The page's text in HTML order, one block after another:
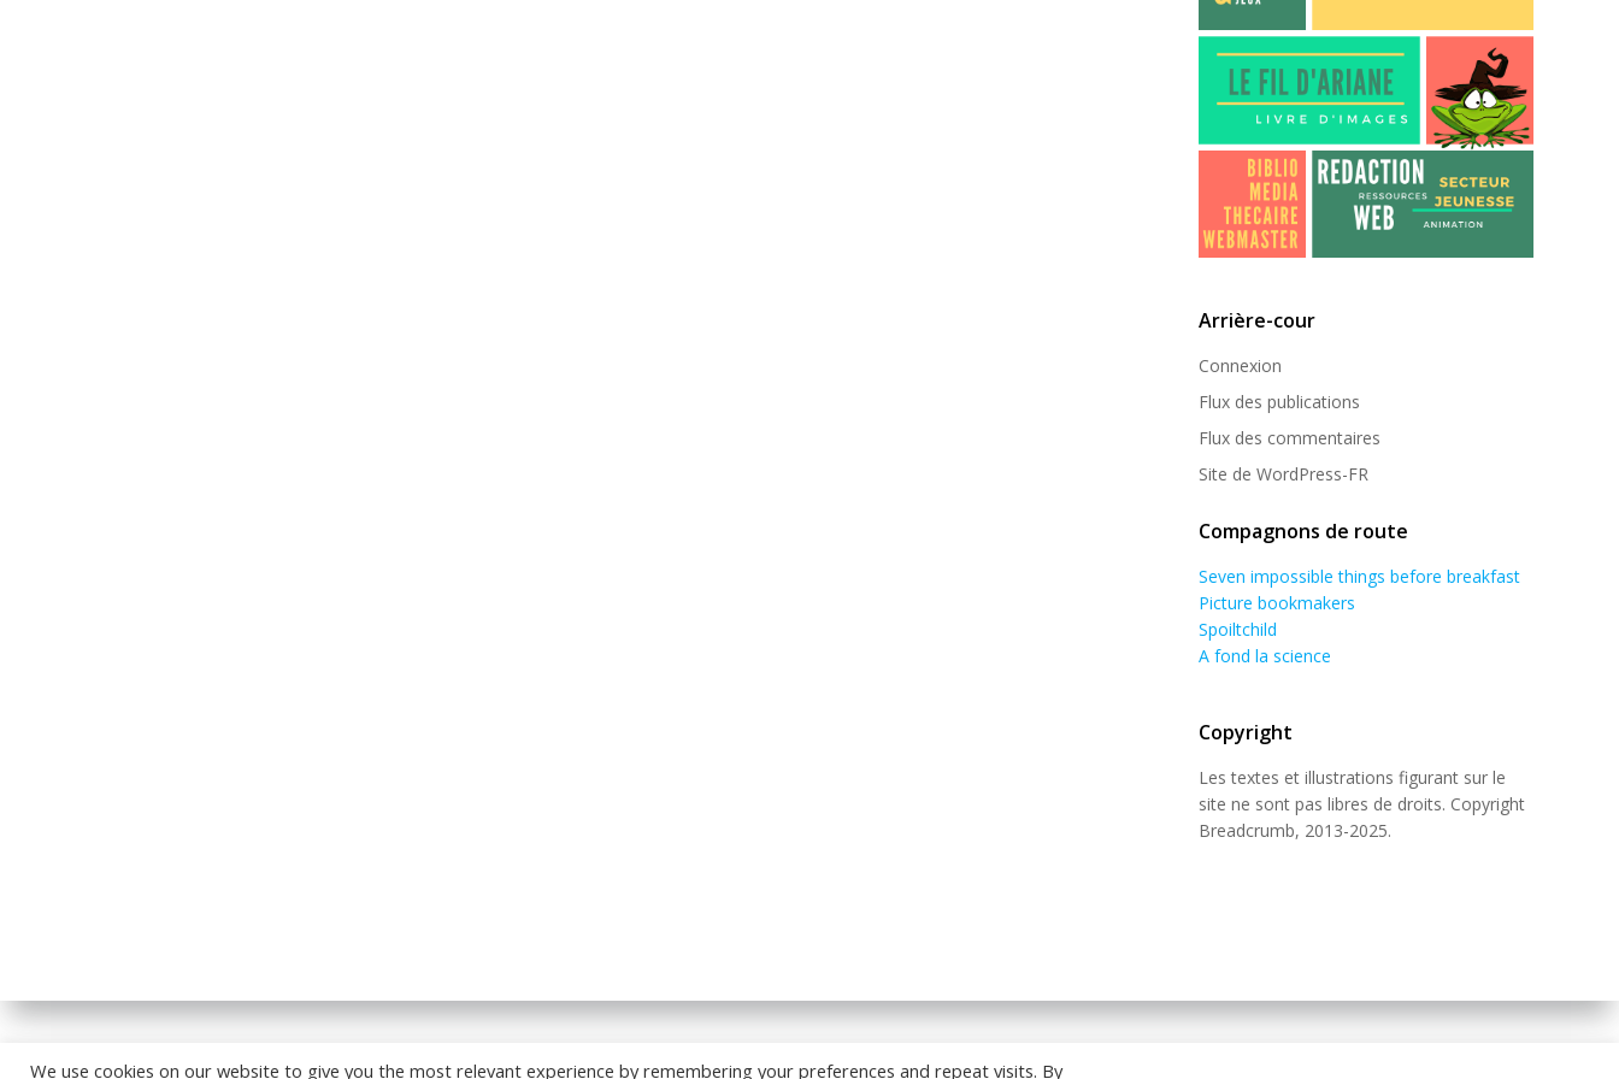
Arrière-cour
Connexion
Flux des publications
Flux des commentaires
Site de WordPress-FR
Compagnons de route
Seven impossible things before breakfast
Picture bookmakers
Spoiltchild
A fond la science
Copyright
Les textes et illustrations figurant sur le
site ne sont pas libres de droits. Copyright
Breadcrumb, 2013-2025.
© 2026 BREADCRUMB.FR. Construit avec WordPress etColibriWP Theme
We use cookies on our website to give you the most relevant experience by remembering your preferences and repeat visits. By